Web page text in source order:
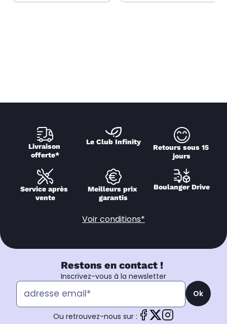
Livraison
offerte*
Le Club Infinity
Retours sous 15
jours
Service après
vente
Meilleurs prix
garantis
Boulanger Drive
Voir conditions*
Restons en contact !
Inscrivez-vous à la newsletter
Ok
Ou retrouvez-nous sur :